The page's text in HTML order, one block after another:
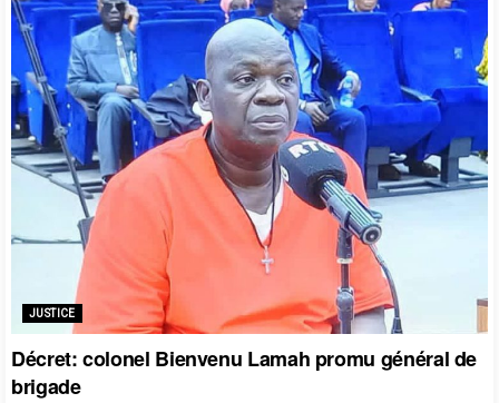
JUSTICE
Décret: colonel Bienvenu Lamah promu général de
brigade